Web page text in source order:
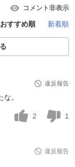
コメント非表示
おすすめ順 新着順
違反報告
。
2 1
違反報告